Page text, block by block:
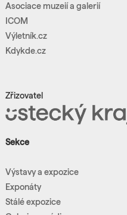
Asociace muzeií a galerií
ICOM
Výletník.cz
Kdykde.cz
Zřizovatel
Sekce
Výstavy a expozice
Exponáty
Stálé expozice